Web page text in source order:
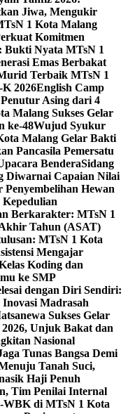
Jiwa, Mengukir
1 Kota Malang
Komitmen
Bukti Nyata MTsN 1
Emas Berbakat
Terbaik MTsN 1
2026English Camp
Asing dari 4
Malang Sukses Gelar
ke-48Wujud Syukur
Malang Gelar Bakti
Pancasila Pemersatu
BenderaSidang
Diwarnai Capaian Nilai
Hewan
Berkarakter: MTsN 1
Tahun (ASAT)
MTsN 1 Kota
Mengajar
Koding dan
ke SMP
dengan Diri Sendiri:
Madrasah
Sukses Gelar
Unjuk Bakat dan
Nasional
Tunas Bangsa Demi
Tanah Suci,
Haji Penuh
Tim Penilai Internal
WBK di MTsN 1 Kota